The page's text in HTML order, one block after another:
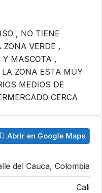
, NO TIENE
VERDE ,
Y MASCOTA ,
ZONA ESTA MUY
MEDIOS DE
CERCA
Abrir en Google Maps
del Cauca, Colombia
Cali